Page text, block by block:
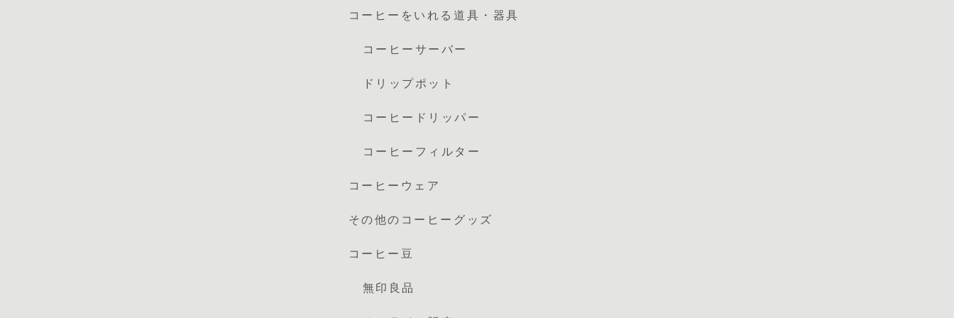
コーヒーをいれる道具・器具
コーヒーサーバー
ドリップポット
コーヒードリッパー
コーヒーフィルター
コーヒーウェア
その他のコーヒーグッズ
コーヒー豆
無印良品